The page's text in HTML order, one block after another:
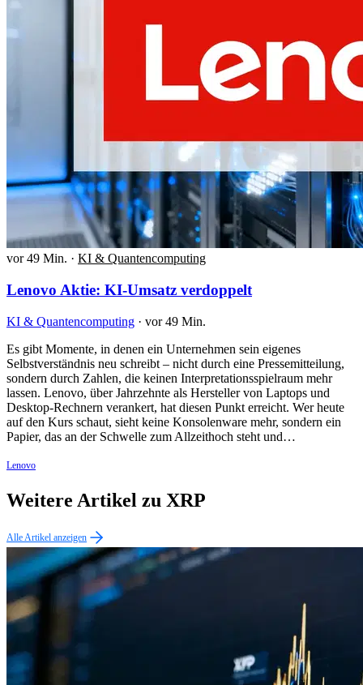
vor 49 Min. · KI & Quantencomputing
Lenovo Aktie: KI-Umsatz verdoppelt
KI & Quantencomputing · vor 49 Min.
Es gibt Momente, in denen ein Unternehmen sein eigenes
Selbstverständnis neu schreibt – nicht durch eine Pressemitteilung,
sondern durch Zahlen, die keinen Interpretationsspielraum mehr
lassen. Lenovo, über Jahrzehnte als Hersteller von Laptops und
Desktop-Rechnern verankert, hat diesen Punkt erreicht. Wer heute
auf den Kurs schaut, sieht keine Konsolenware mehr, sondern ein
Papier, das an der Schwelle zum Allzeithoch steht und…
Lenovo
Weitere Artikel zu XRP
Alle Artikel anzeigen